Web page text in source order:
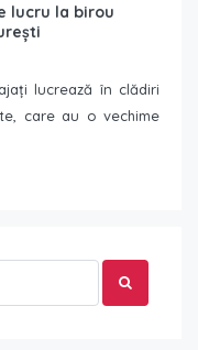
lucru la birou
lucrează în clădiri
care au o vechime